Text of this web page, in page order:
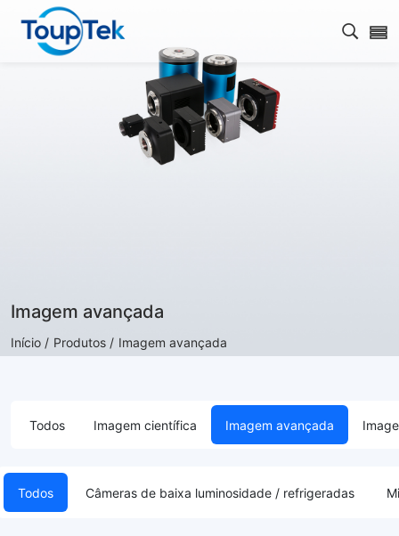
Abrir
Imagem avançada
Início / Produtos / Imagem avançada
Todos Imagem científica Imagem avançada
Todos Câmeras de baixa luminosidade / refrigeradas